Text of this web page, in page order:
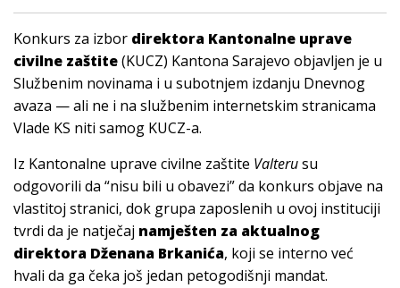
Konkurs za izbor direktora Kantonalne uprave
civilne zaštite(KUCZ) Kantona Sarajevo objavljen je u
Službenim novinama i u subotnjem izdanju Dnevnog
avaza — ali ne i na službenim internetskim stranicama
Vlade KS niti samog KUCZ-a.
Iz Kantonalne uprave civilne zaštite Valterusu
odgovorili da “nisu bili u obavezi” da konkurs objave na
vlastitoj stranici, dok grupa zaposlenih u ovoj instituciji
tvrdi da je natječaj namješten za aktualnog
direktora Dženana Brkanića, koji se interno već
hvali da ga čeka još jedan petogodišnji mandat.